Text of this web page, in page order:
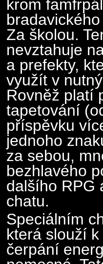
krom
Za školou.
nevztahuje
a prefekty,
využít v
Rovněž platí
tapetování
příspěvku
jednoho
za sebou,
bezhlavého
dalšího RPG
chatu.
Speciálním
která slouží
čerpání